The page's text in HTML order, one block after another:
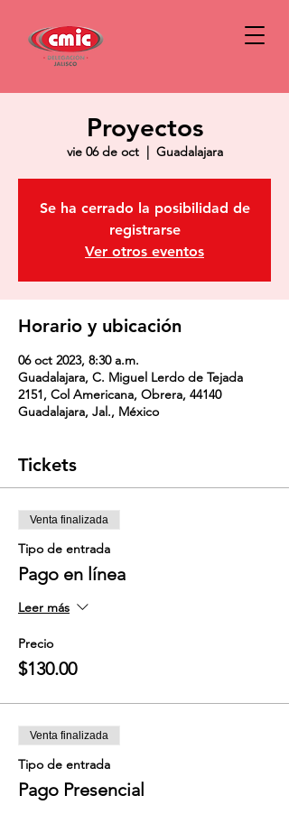
Proyectos
vie 06 de oct
  |
Guadalajara
Se ha cerrado la posibilidad de
registrarse
Ver otros eventos
Horario y ubicación
06 oct 2023, 8:30 a.m.
Guadalajara, C. Miguel Lerdo de Tejada
2151, Col Americana, Obrera, 44140
Guadalajara, Jal., México
Tickets
Venta finalizada
Tipo de entrada
Pago en línea
Leer más
Precio
$130.00
Venta finalizada
Tipo de entrada
Pago Presencial